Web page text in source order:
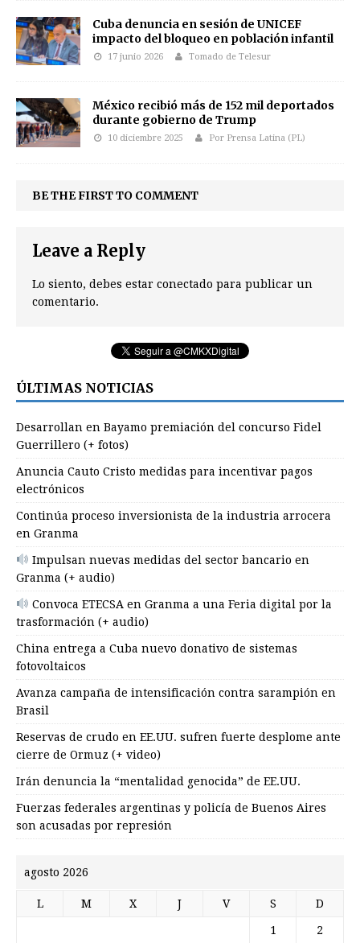
Cuba denuncia en sesión de UNICEF
impacto del bloqueo en población infantil
17 junio 2026 Tomado de Telesur
México recibió más de 152 mil deportados
durante gobierno de Trump
10 diciembre 2025 Por Prensa Latina (PL)
BE THE FIRST TO COMMENT
Leave a Reply
Lo siento, debes estar conectado para publicar un
comentario.
ÚLTIMAS NOTICIAS
Desarrollan en Bayamo premiación del concurso Fidel
Guerrillero (+ fotos)
Anuncia Cauto Cristo medidas para incentivar pagos
electrónicos
Continúa proceso inversionista de la industria arrocera
en Granma
Impulsan nuevas medidas del sector bancario en
Granma (+ audio)
Convoca ETECSA en Granma a una Feria digital por la
trasformación (+ audio)
China entrega a Cuba nuevo donativo de sistemas
fotovoltaicos
Avanza campaña de intensificación contra sarampión en
Brasil
Reservas de crudo en EE.UU. sufren fuerte desplome ante
cierre de Ormuz (+ video)
Irán denuncia la “mentalidad genocida” de EE.UU.
Fuerzas federales argentinas y policía de Buenos Aires
son acusadas por represión
agosto 2026
L M X J V S D
1 2